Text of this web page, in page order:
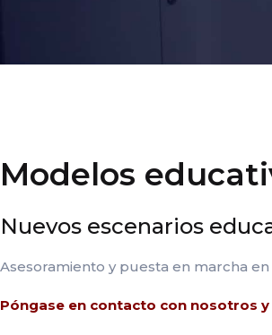
Modelos
Nuevos escenarios
Asesoramiento y puesta en marcha
Póngase en contacto con nosotros